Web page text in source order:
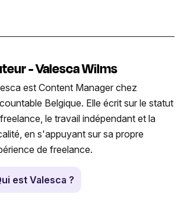
- Valesca Wilms
est Content Manager chez
Belgique. Elle écrit sur le statut
le travail indépendant et la
en s'appuyant sur sa propre
de freelance.
est Valesca ?